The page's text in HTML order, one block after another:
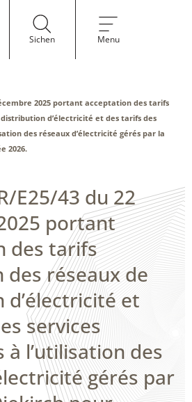
Sichen Menu
2025 portant acceptation des tarifs
d’électricité et des tarifs des
des réseaux d’électricité gérés par la
2026.
E25/43 du 22
portant
des tarifs
des réseaux de
et
services
à l’utilisation des
gérés par